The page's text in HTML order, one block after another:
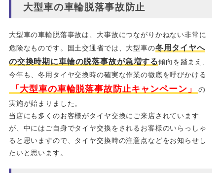
大型車の車輪脱落事故防止
大型車の車輪脱落事故は、大事故につながりかねない非常に
危険なものです。国土交通省では、大型車の冬用タイヤへ
の交換時期に車輪の脱落事故が急増する傾向を踏まえ、
今年も、冬用タイヤ交換時の確実な作業の徹底を呼びかける
「大型車の車輪脱落事故防止キャンペーン」
の
実施が始まりました。
当店にも多くのお客様がタイヤ交換にご来店されています
が、中にはご自身でタイヤ交換をされるお客様のいらっしゃ
ると思いますので、タイヤ交換時の注意点などをお知らせし
たいと思います。